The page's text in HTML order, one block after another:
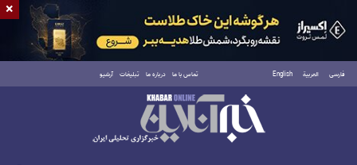
فارسی العربية English تماس با ما درباره ما تبلیغات آرشیو
پنجشنبه ۱۵ مرداد ۱۴۰۵
×